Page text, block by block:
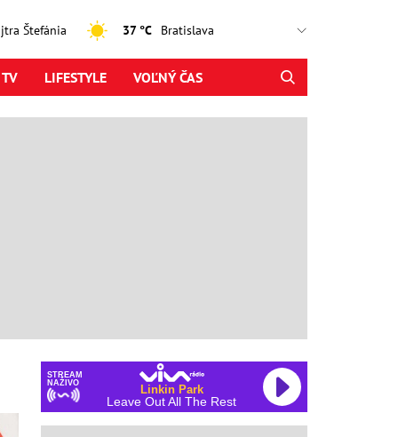
Štefánia 37 °C
LIFESTYLE VOĽNÝ ČAS
STREAM
NAŽIVO
Linkin Park
Leave Out All The Rest